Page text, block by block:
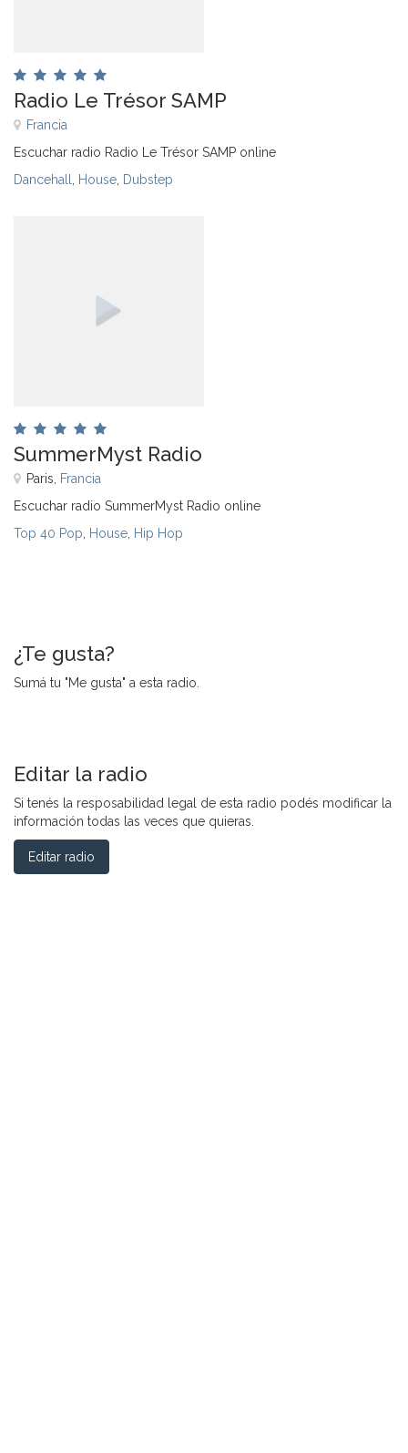
Radio Le Trésor SAMP
Francia
Escuchar radio Radio Le Trésor SAMP online
Dancehall
House Dubstep
SummerMyst Radio
Paris, Francia
Escuchar radio SummerMyst Radio online
Top 40 Pop House Hip Hop
¿Te gusta?
Sumá tu "Me gusta" a esta radio.
Editar la radio
Si tenés la resposabilidad legal de esta radio podés modificar la
información todas las veces que quieras.
Editar radio